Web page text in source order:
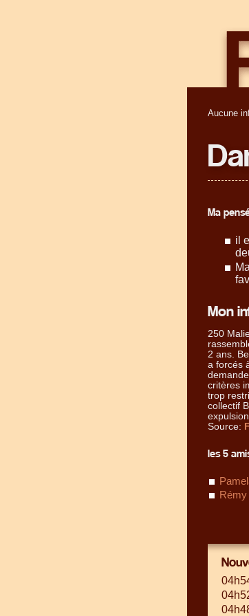
Aucune
Ma
il
Mon
250
2 ans.
a forcés
critères
trop
collectif
Source:
les 5